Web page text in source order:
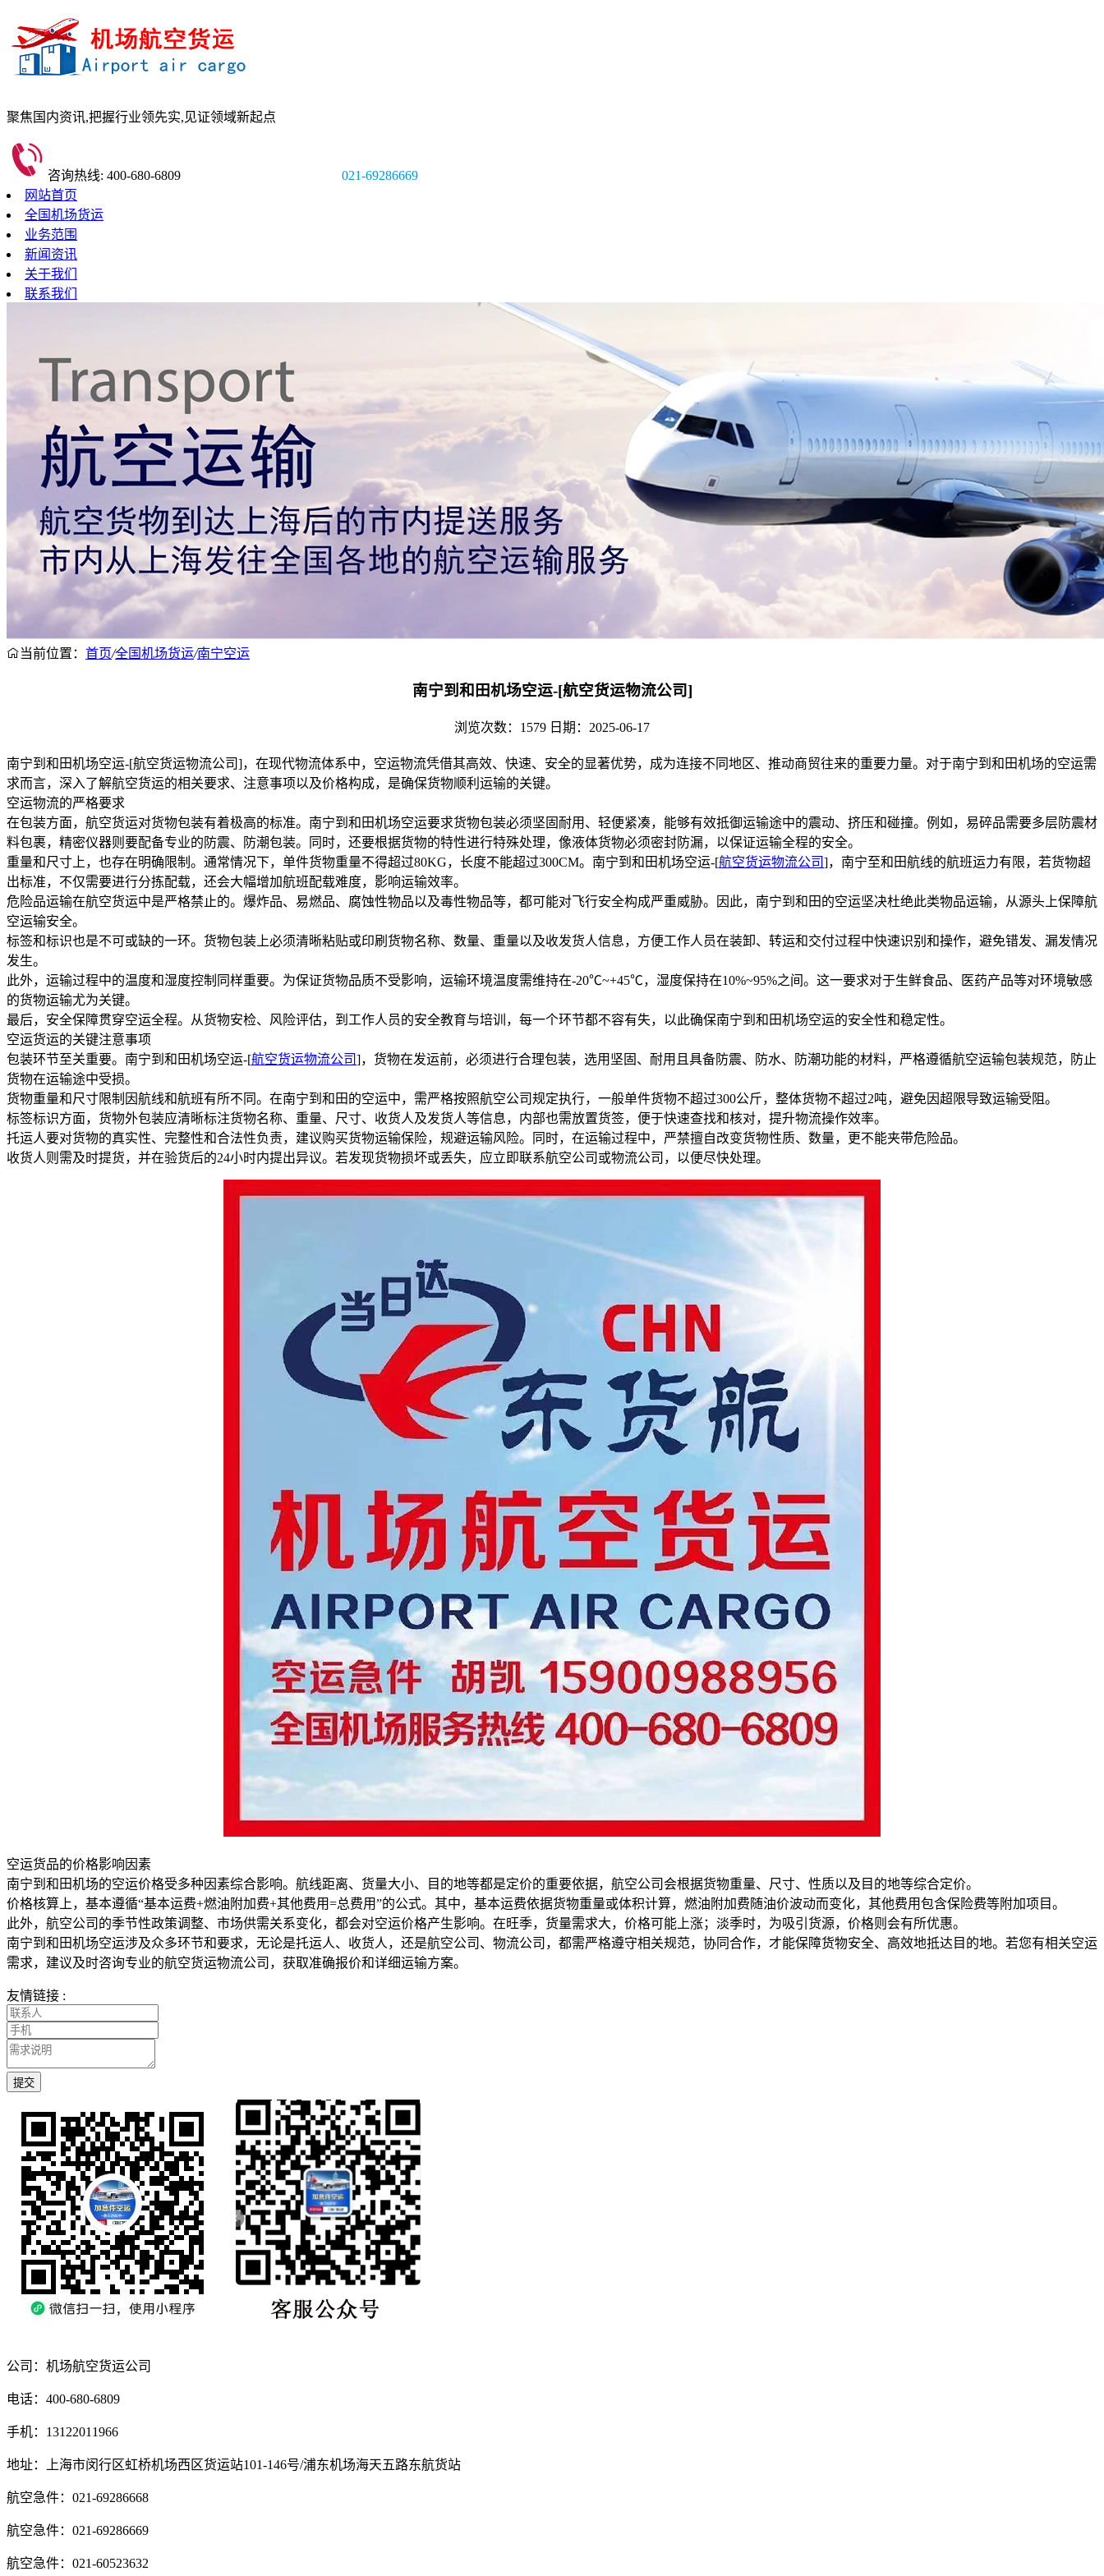
聚焦国内资讯,把握行业领先实,见证领域新起点
咨询热线: 400-680-6809
021-69286669
网站首页
全国机场货运
业务范围
新闻资讯
关于我们
联系我们
当前位置： 首页/全国机场货运/南宁空运
南宁到和田机场空运-[航空货运物流公司]
浏览次数：1579 日期：2025-06-17
南宁到和田机场空运-[航空货运物流公司]，在现代物流体系中，空运物流凭借其高效、快速、安全的显著优势，成为连接不同地区、推动商贸往来的重要力量。对于南宁到和田机场的空运需
求而言，深入了解航空货运的相关要求、注意事项以及价格构成，是确保货物顺利运输的关键。
空运物流的严格要求
在包装方面，航空货运对货物包装有着极高的标准。南宁到和田机场空运要求货物包装必须坚固耐用、轻便紧凑，能够有效抵御运输途中的震动、挤压和碰撞。例如，易碎品需要多层防震材
料包裹，精密仪器则要配备专业的防震、防潮包装。同时，还要根据货物的特性进行特殊处理，像液体货物必须密封防漏，以保证运输全程的安全。
重量和尺寸上，也存在明确限制。通常情况下，单件货物重量不得超过80KG，长度不能超过300CM。南宁到和田机场空运-[航空货运物流公司]，南宁至和田航线的航班运力有限，若货物超
出标准，不仅需要进行分拣配载，还会大幅增加航班配载难度，影响运输效率。
危险品运输在航空货运中是严格禁止的。爆炸品、易燃品、腐蚀性物品以及毒性物品等，都可能对飞行安全构成严重威胁。因此，南宁到和田的空运坚决杜绝此类物品运输，从源头上保障航
空运输安全。
标签和标识也是不可或缺的一环。货物包装上必须清晰粘贴或印刷货物名称、数量、重量以及收发货人信息，方便工作人员在装卸、转运和交付过程中快速识别和操作，避免错发、漏发情况
发生。
此外，运输过程中的温度和湿度控制同样重要。为保证货物品质不受影响，运输环境温度需维持在-20℃~+45℃，湿度保持在10%~95%之间。这一要求对于生鲜食品、医药产品等对环境敏感
的货物运输尤为关键。
最后，安全保障贯穿空运全程。从货物安检、风险评估，到工作人员的安全教育与培训，每一个环节都不容有失，以此确保南宁到和田机场空运的安全性和稳定性。
空运货运的关键注意事项
包装环节至关重要。南宁到和田机场空运-[航空货运物流公司]，货物在发运前，必须进行合理包装，选用坚固、耐用且具备防震、防水、防潮功能的材料，严格遵循航空运输包装规范，防止
货物在运输途中受损。
货物重量和尺寸限制因航线和航班有所不同。在南宁到和田的空运中，需严格按照航空公司规定执行，一般单件货物不超过300公斤，整体货物不超过2吨，避免因超限导致运输受阻。
标签标识方面，货物外包装应清晰标注货物名称、重量、尺寸、收货人及发货人等信息，内部也需放置货签，便于快速查找和核对，提升物流操作效率。
托运人要对货物的真实性、完整性和合法性负责，建议购买货物运输保险，规避运输风险。同时，在运输过程中，严禁擅自改变货物性质、数量，更不能夹带危险品。
收货人则需及时提货，并在验货后的24小时内提出异议。若发现货物损坏或丢失，应立即联系航空公司或物流公司，以便尽快处理。
空运货品的价格影响因素
南宁到和田机场的空运价格受多种因素综合影响。航线距离、货量大小、目的地等都是定价的重要依据，航空公司会根据货物重量、尺寸、性质以及目的地等综合定价。
价格核算上，基本遵循“基本运费+燃油附加费+其他费用=总费用”的公式。其中，基本运费依据货物重量或体积计算，燃油附加费随油价波动而变化，其他费用包含保险费等附加项目。
此外，航空公司的季节性政策调整、市场供需关系变化，都会对空运价格产生影响。在旺季，货量需求大，价格可能上涨；淡季时，为吸引货源，价格则会有所优惠。
南宁到和田机场空运涉及众多环节和要求，无论是托运人、收货人，还是航空公司、物流公司，都需严格遵守相关规范，协同合作，才能保障货物安全、高效地抵达目的地。若您有相关空运
需求，建议及时咨询专业的航空货运物流公司，获取准确报价和详细运输方案。
友情链接 :
提交
公司：机场航空货运公司
电话：400-680-6809
手机：13122011966
地址：上海市闵行区虹桥机场西区货运站101-146号/浦东机场海天五路东航货站
航空急件：021-69286668
航空急件：021-69286669
航空急件：021-60523632